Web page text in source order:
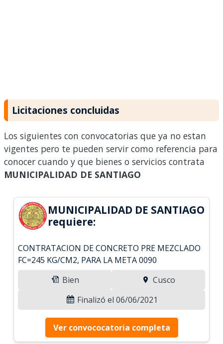
Licitaciones concluidas
Los siguientes con convocatorias que ya no estan
vigentes pero te pueden servir como referencia para
conocer cuando y que bienes o servicios contrata
MUNICIPALIDAD DE SANTIAGO
MUNICIPALIDAD DE SANTIAGO
requiere:
CONTRATACION DE CONCRETO PRE MEZCLADO
FC=245 KG/CM2, PARA LA META 0090
Bien
Cusco
Finalizó el 06/06/2021
Ver convococatoria completa